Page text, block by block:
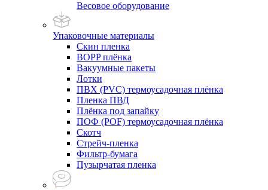
Весовое оборудование
Упаковочные материалы
Скин пленка
BOPP плёнка
Вакуумные пакеты
Лотки
ПВХ (PVC) термоусадочная плёнка
Пленка ПВД
Плёнка под запайку
ПОФ (POF) термоусадочная плёнка
Скотч
Стрейч-пленка
Фильтр-бумага
Пузырчатая пленка